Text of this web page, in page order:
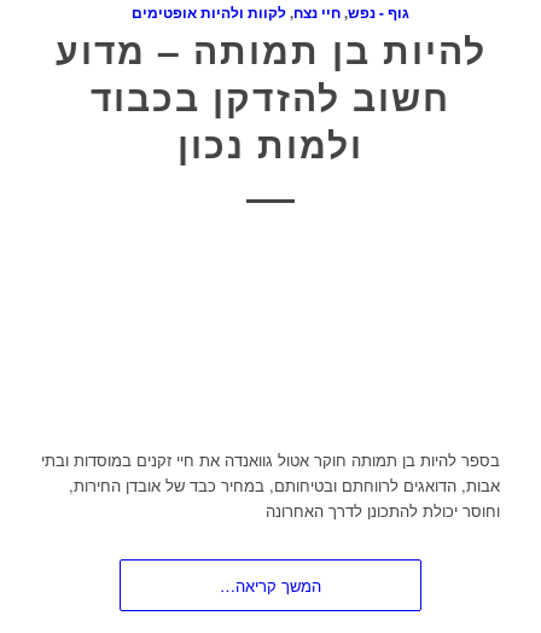
גוף - נפש,חיי נצח,לקוות ולהיות אופטימים
להיות בן תמותה – מדוע
חשוב להזדקן בכבוד
ולמות נכון
בספר להיות בן תמותה חוקר אטול גוואנדה את חיי זקנים במוסדות ובתי
אבות, הדואגים לרווחתם ובטיחותם, במחיר כבד של אובדן החירות,
וחוסר יכולת להתכונן לדרך האחרונה
המשך קריאה…